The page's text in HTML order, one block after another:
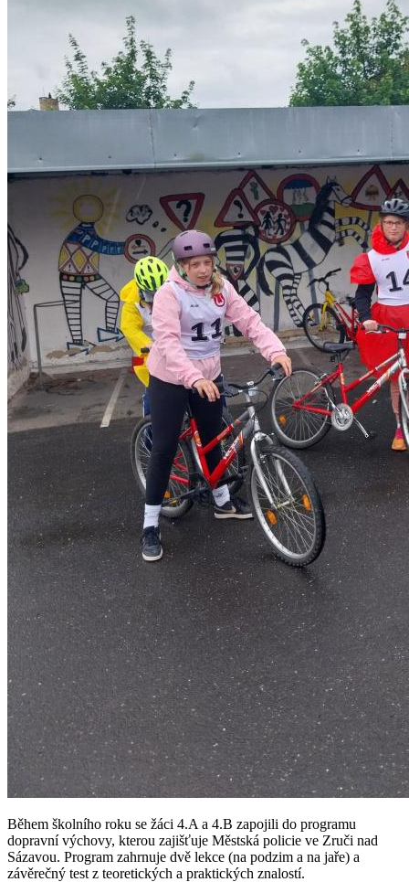
Během školního roku se žáci 4.A a 4.B zapojili do programu
dopravní výchovy, kterou zajišťuje Městská policie ve Zruči nad
Sázavou. Program zahrnuje dvě lekce (na podzim a na jaře) a
závěrečný test z teoretických a praktických znalostí.